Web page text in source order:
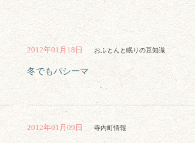
2012年01月18日 おふとんと眠りの豆知識
冬でもパシーマ
2012年01月09日 寺内町情報